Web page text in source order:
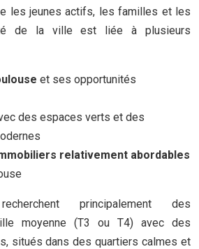
les jeunes actifs, les familles et les
de la ville est liée à plusieurs
et ses opportunités
des espaces verts et des
relativement abordables
principalement des
moyenne (T3 ou T4) avec des
situés dans des quartiers calmes et